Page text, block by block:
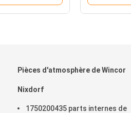
Pièces d'atmosphère de Wincor
Nixdorf
1750200435 parts internes de